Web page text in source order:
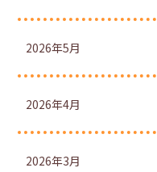
2026年5月
2026年4月
2026年3月